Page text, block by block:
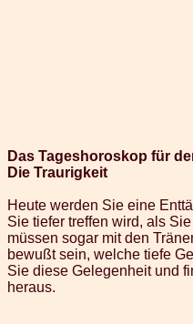
Das Tageshoroskop für
Die Traurigkeit
Heute werden Sie eine
Sie tiefer treffen wird, als
müssen sogar mit den
bewußt sein, welche tiefe
Sie diese Gelegenheit und
heraus.